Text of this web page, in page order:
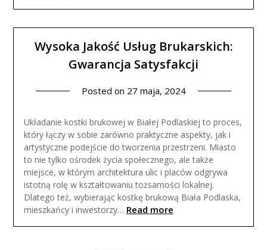
Wysoka Jakość Usług Brukarskich:
Gwarancja Satysfakcji
Posted on 27 maja, 2024
Układanie kostki brukowej w Białej Podlaskiej to proces,
który łączy w sobie zarówno praktyczne aspekty, jak i
artystyczne podejście do tworzenia przestrzeni. Miasto
to nie tylko ośrodek życia społecznego, ale także
miejsce, w którym architektura ulic i placów odgrywa
istotną rolę w kształtowaniu tożsamości lokalnej.
Dlatego też, wybierając kostkę brukową Biała Podlaska,
mieszkańcy i inwestorzy… Read more